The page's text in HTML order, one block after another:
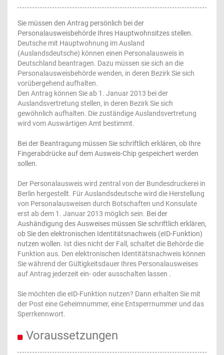
Sie müssen den Antrag persönlich bei der
Personalausweisbehörde Ihres Hauptwohnsitzes stellen.
Deutsche mit Hauptwohnung im Ausland
(Auslandsdeutsche) können einen Personalausweis in
Deutschland beantragen. Dazu müssen sie sich an die
Personalausweisbehörde wenden, in deren Bezirk Sie sich
vorübergehend aufhalten.
Den Antrag können Sie ab 1. Januar 2013 bei der
Auslandsvertretung stellen, in deren Bezirk Sie sich
gewöhnlich aufhalten. Die zuständige Auslandsvertretung
wird vom Auswärtigen Amt bestimmt.
Bei der Beantragung müssen Sie schriftlich erklären, ob Ihre
Fingerabdrücke auf dem Ausweis-Chip gespeichert werden
sollen.
Der Personalausweis wird zentral von der Bundesdruckerei in
Berlin hergestellt. Für Auslandsdeutsche wird die Herstellung
von Personalausweisen durch Botschaften und Konsulate
erst ab dem 1. Januar 2013 möglich sein. Bei der
Aushändigung des Ausweises müssen Sie schriftlich erklären,
ob Sie den elektronischen Identitätsnachweis (eID-Funktion)
nutzen wollen. Ist dies nicht der Fall, schaltet die Behörde die
Funktion aus. Den elektronischen Identitätsnachweis können
Sie während der Gültigkeitsdauer Ihres Personalausweises
auf Antrag jederzeit ein- oder ausschalten lassen .
Sie möchten die eID-Funktion nutzen? Dann erhalten Sie mit
der Post eine Geheimnummer, eine Entsperrnummer und das
Sperrkennwort.
Voraussetzungen